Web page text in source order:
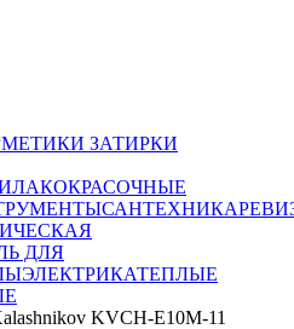
ЗАТИРКИ
ЛАКОКРАСОЧНЫЕ
САНТЕХНИКА
ДЛЯ
ЭЛЕКТРИКАТЕПЛЫЕ
KVCH-E10M-11